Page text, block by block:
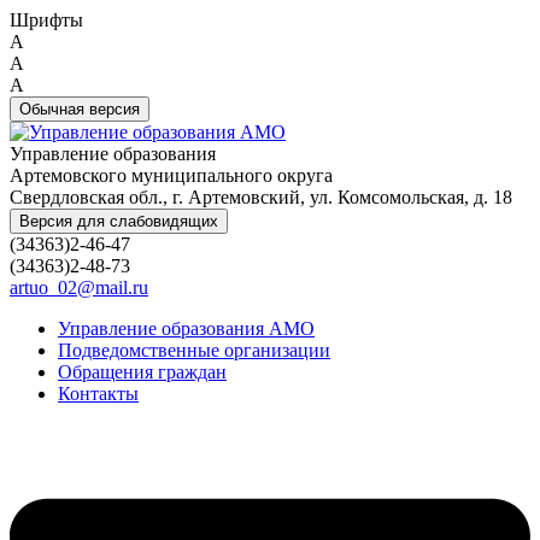
Шрифты
A
A
A
Обычная версия
Управление образования
Артемовского муниципального округа
Свердловская обл., г. Артемовский, ул. Комсомольская, д. 18
Версия для слабовидящих
(34363)2-46-47
(34363)2-48-73
artuo_02@mail.ru
Управление образования АМО
Подведомственные организации
Обращения граждан
Контакты